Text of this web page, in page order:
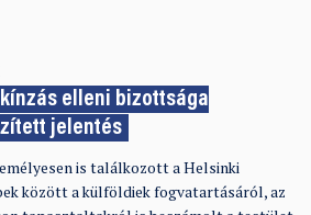
elleni bizottsága
jelentés
is találkozott a Helsinki
között a külföldiek fogvatartásáról, az